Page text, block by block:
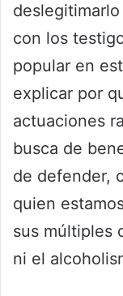
con los
popular en
explicar por
actuaciones
busca de
de defender,
quien
sus múltiples
ni el